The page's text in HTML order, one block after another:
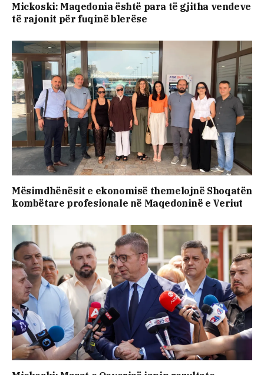
Mickoski: Maqedonia është para të gjitha vendeve
të rajonit për fuqinë blerëse
Mësimdhënësit e ekonomisë themelojnë Shoqatën
kombëtare profesionale në Maqedoninë e Veriut